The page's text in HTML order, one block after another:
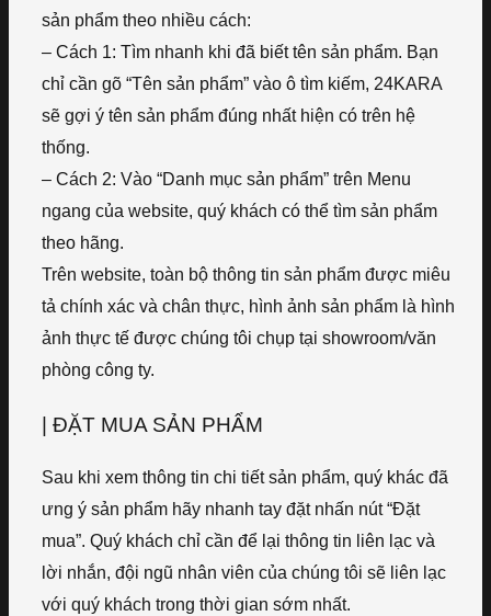
sản phẩm theo nhiều cách:
– Cách 1: Tìm nhanh khi đã biết tên sản phẩm. Bạn
chỉ cần gõ “Tên sản phẩm” vào ô tìm kiếm, 24KARA
sẽ gợi ý tên sản phẩm đúng nhất hiện có trên hệ
thống.
– Cách 2: Vào “Danh mục sản phẩm” trên Menu
ngang của website, quý khách có thể tìm sản phẩm
theo hãng.
Trên website, toàn bộ thông tin sản phẩm được miêu
tả chính xác và chân thực, hình ảnh sản phẩm là hình
ảnh thực tế được chúng tôi chụp tại showroom/văn
phòng công ty.
| ĐẶT MUA SẢN PHẨM
Sau khi xem thông tin chi tiết sản phẩm, quý khác đã
ưng ý sản phẩm hãy nhanh tay đặt nhấn nút “Đặt
mua”. Quý khách chỉ cần để lại thông tin liên lạc và
lời nhắn, đội ngũ nhân viên của chúng tôi sẽ liên lạc
với quý khách trong thời gian sớm nhất.